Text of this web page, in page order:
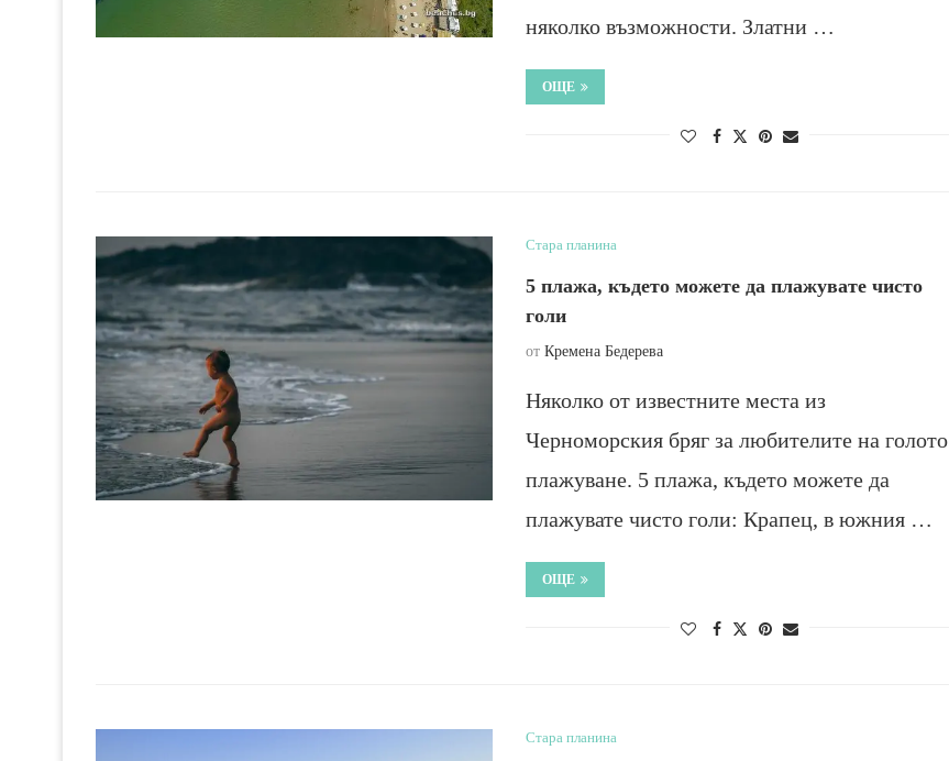
няколко възможности. Златни …
ОЩЕ
Стара планина
5 плажа, където можете да плажувате чисто
голи
от Кремена Бедерева
Няколко от известните места из
Черноморския бряг за любителите на голото
плажуване. 5 плажа, където можете да
плажувате чисто голи: Крапец, в южния …
ОЩЕ
Стара планина